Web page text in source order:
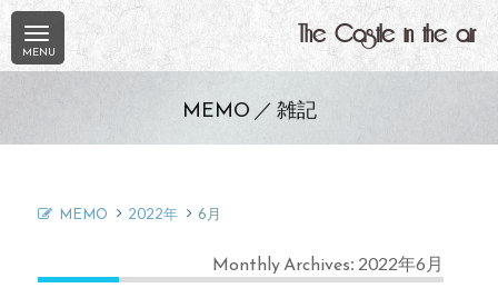
The Castle in the air
MEMO ／ 雑記
MEMO 2022年 6月
Monthly Archives: 2022年6月